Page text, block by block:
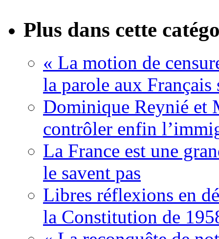
Plus dans cette
« La motion de
la parole aux
Dominique Reynié et
contrôler enfin
La France est une
le savent pas
Libres réflexions en
la Constitution de